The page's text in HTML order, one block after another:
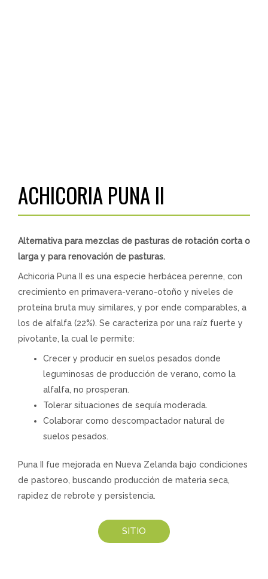
ACHICORIA PUNA II
Alternativa para mezclas de pasturas de rotación corta o
larga y para renovación de pasturas.
Achicoria Puna II es una especie herbácea perenne, con
crecimiento en primavera-verano-otoño y niveles de
proteína bruta muy similares, y por ende comparables, a
los de alfalfa (22%). Se caracteriza por una raíz fuerte y
pivotante, la cual le permite:
Crecer y producir en suelos pesados donde
leguminosas de producción de verano, como la
alfalfa, no prosperan.
Tolerar situaciones de sequía moderada.
Colaborar como descompactador natural de
suelos pesados.
Puna II fue mejorada en Nueva Zelanda bajo condiciones
de pastoreo, buscando producción de materia seca,
rapidez de rebrote y persistencia.
SITIO